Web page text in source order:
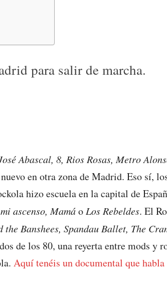
para salir de marcha.
Abascal, 8, Rios Rosas, Metro
en otra zona de Madrid. Eso sí,
hizo escuela en la capital de
ascenso, Mamáo Los Rebeldes. El
the Banshees, Spandau Ballet, The
de los 80, una reyerta entre mods y
Aquí tenéis un documental que